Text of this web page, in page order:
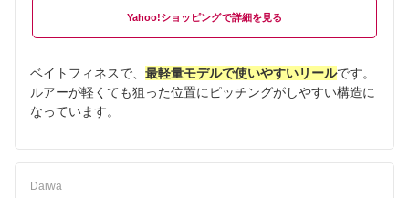
Yahoo!ショッピング
ベイトフィネスで、 最軽量モデルで使いやすいリールです。
ルアーが軽くても狙った位置にピッチングがしやすい構造に
なっています。
Daiwa